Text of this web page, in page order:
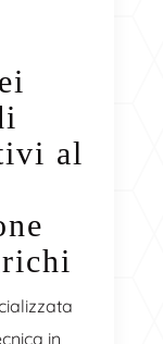
al
in